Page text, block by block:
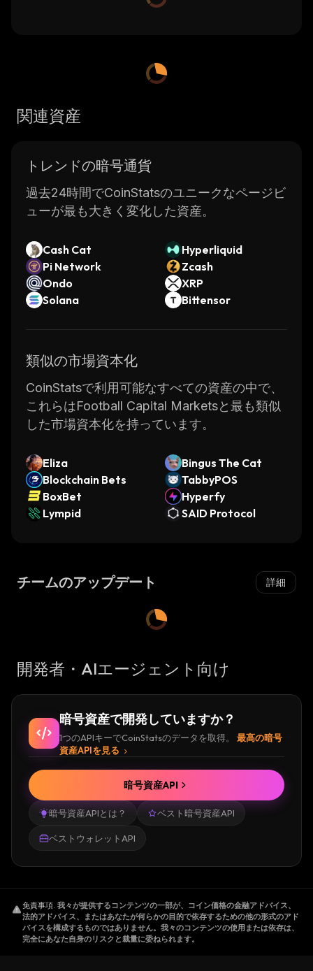
関連資産
トレンドの暗号通貨
過去24時間でCoinStatsのユニークなページビ
ューが最も大きく変化した資産。
Cash Cat
Hyperliquid
Pi Network
Zcash
Ondo
XRP
Solana
Bittensor
類似の市場資本化
CoinStatsで利用可能なすべての資産の中で、
これらはFootball Capital Marketsと最も類似
した市場資本化を持っています。
Eliza
Bingus The Cat
Blockchain Bets
TabbyPOS
BoxBet
Hyperfy
Lympid
SAID Protocol
チームのアップデート 詳細
開発者・AIエージェント向け
暗号資産で開発していますか？
1つのAPIキーでCoinStatsのデータを取得。
最高の暗号
資産APIを見る
暗号資産APIとは？ ベスト暗号資産API
ベストウォレットAPI
暗号資産API
免責事項. 我々が提供するコンテンツの一部が、コイン価格の金融アドバイス、
法的アドバイス、またはあなたが何らかの目的で依存するための他の形式のアド
バイスを構成するものではありません。我々のコンテンツの使用または依存は、
完全にあなた自身のリスクと裁量に委ねられます。